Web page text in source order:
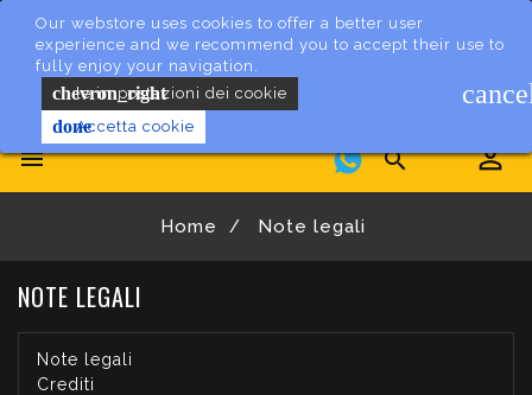
Our webstore uses cookies to offer a better user
experience and we recommend you to accept their use to
fully enjoy your navigation.
chevron_right
le impostazioni dei cookie
doneAccetta cookie
 
Home Note legali
NOTE LEGALI
Note legali
Crediti